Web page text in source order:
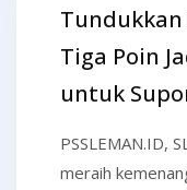
Tundukkan
Tiga Poin
untuk
PSSLEMAN.ID,
meraih